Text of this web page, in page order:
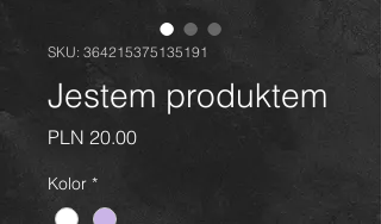
SKU: 364215375135191
Jestem produktem
PLN 20.00Price
Kolor *